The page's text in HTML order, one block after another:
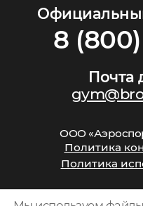
ООО
Политика
Политика
8
Почта